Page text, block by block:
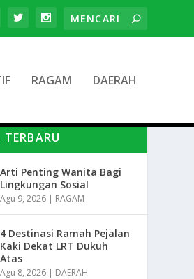
RAGAM DAERAH
TERBARU
Arti Penting Wanita Bagi
Lingkungan Sosial
Agu 9, 2026 | RAGAM
4 Destinasi Ramah Pejalan
Kaki Dekat LRT Dukuh
Atas
Agu 8, 2026 | DAERAH